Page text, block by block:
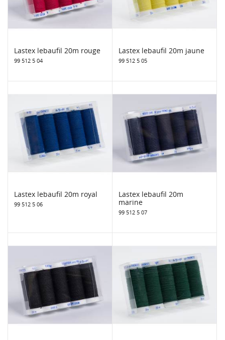
Lastex lebaufil 20m rouge
99 512 5 04
Lastex lebaufil 20m jaune
99 512 5 05
Lastex lebaufil 20m royal
99 512 5 06
Lastex lebaufil 20m
marine
99 512 5 07